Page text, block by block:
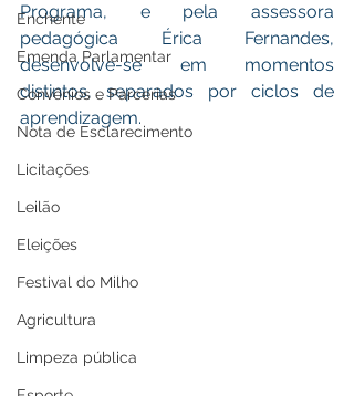
Enchente
Emenda Parlamentar
Convênios e Parcerias
Nota de Esclarecimento
Licitações
Leilão
Eleições
Festival do Milho
Agricultura
Limpeza pública
Programa, e pela assessora
pedagógica Érica Fernandes,
desenvolve-se em momentos
distintos, separados por ciclos de
aprendizagem.